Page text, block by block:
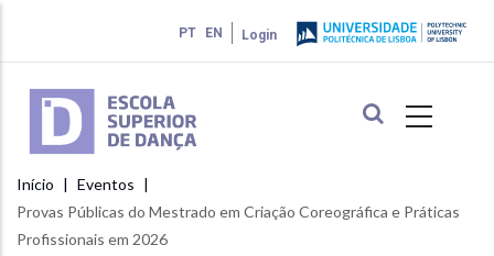
o
conteúdo
Login
PT EN
Navegação
estrutural
Início
Eventos
Provas Públicas do Mestrado em Criação Coreográfica e Práticas
Profissionais em 2026